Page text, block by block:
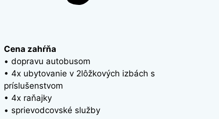
Cena zahŕňa
• dopravu autobusom
• 4x ubytovanie v 2lôžkových izbách s
príslušenstvom
• 4x raňajky
• sprievodcovské služby